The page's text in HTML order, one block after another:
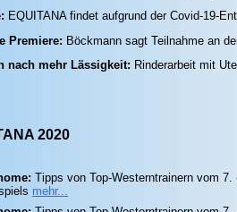
EQUITANA findet aufgrund der Covid-19-
Premiere: Böckmann sagt Teilnahme an
nach mehr Lässigkeit: Rinderarbeit mit
2020
Tipps von Top-Westerntrainern vom
mehr...